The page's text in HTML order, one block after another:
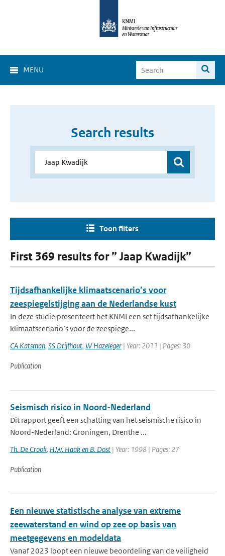
MENU
Search results
Toon filters
First 369 results for ” Jaap Kwadijk”
Tijdsafhankelijke klimaatscenario’s voor
zeespiegelstijging aan de Nederlandse kust
In deze studie presenteert het KNMI een set tijdsafhankelijke
klimaatscenario’s voor de zeespiege...
CA Katsman, SS Drijfhout, W Hazeleger | Year: 2011 | Pages: 30
Publication
Seismisch risico in Noord-Nederland
Dit rapport geeft een schatting van het seismische risico in
Noord-Nederland: Groningen, Drenthe ...
Th. De Crook, H.W. Haak en B. Dost | Year: 1998 | Pages: 27
Publication
Een nieuwe statistische analyse van extreme
zeewaterstand en wind op zee op basis van
meetgegevens en modeldata
Vanaf 2023 loopt een nieuwe beoordeling van de veiligheid